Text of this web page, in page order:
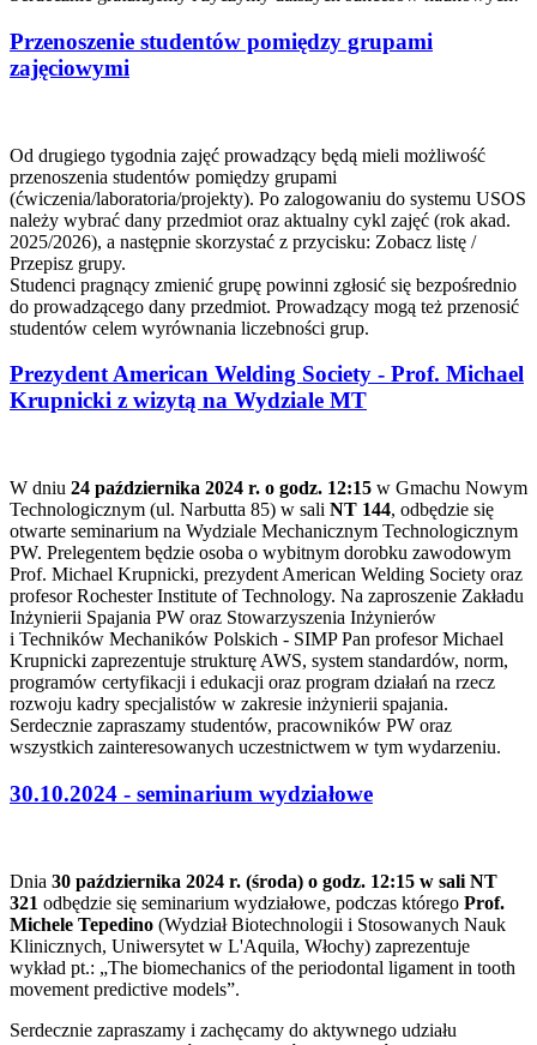
Przenoszenie studentów pomiędzy grupami
zajęciowymi
Od drugiego tygodnia zajęć prowadzący będą mieli możliwość
przenoszenia studentów pomiędzy grupami
(ćwiczenia/laboratoria/projekty). Po zalogowaniu do systemu USOS
należy wybrać dany przedmiot oraz aktualny cykl zajęć (rok akad.
2025/2026), a następnie skorzystać z przycisku: Zobacz listę /
Przepisz grupy.
Studenci pragnący zmienić grupę powinni zgłosić się bezpośrednio
do prowadzącego dany przedmiot. Prowadzący mogą też przenosić
studentów celem wyrównania liczebności grup.
Prezydent American Welding Society - Prof. Michael
Krupnicki z wizytą na Wydziale MT
W dniu 24 października 2024 r. o godz. 12:15 w Gmachu Nowym
Technologicznym (ul. Narbutta 85) w sali NT 144, odbędzie się
otwarte seminarium na Wydziale Mechanicznym Technologicznym
PW. Prelegentem będzie osoba o wybitnym dorobku zawodowym
Prof. Michael Krupnicki, prezydent American Welding Society oraz
profesor Rochester Institute of Technology. Na zaproszenie Zakładu
Inżynierii Spajania PW oraz Stowarzyszenia Inżynierów
i Techników Mechaników Polskich - SIMP Pan profesor Michael
Krupnicki zaprezentuje strukturę AWS, system standardów, norm,
programów certyfikacji i edukacji oraz program działań na rzecz
rozwoju kadry specjalistów w zakresie inżynierii spajania.
Serdecznie zapraszamy studentów, pracowników PW oraz
wszystkich zainteresowanych uczestnictwem w tym wydarzeniu.
30.10.2024 - seminarium wydziałowe
Dnia 30 października 2024 r. (środa) o godz. 12:15 w sali NT
321 odbędzie się seminarium wydziałowe, podczas którego Prof.
Michele Tepedino (Wydział Biotechnologii i Stosowanych Nauk
Klinicznych, Uniwersytet w L'Aquila, Włochy) zaprezentuje
wykład pt.: „The biomechanics of the periodontal ligament in tooth
movement predictive models”.
Serdecznie zapraszamy i zachęcamy do aktywnego udziału